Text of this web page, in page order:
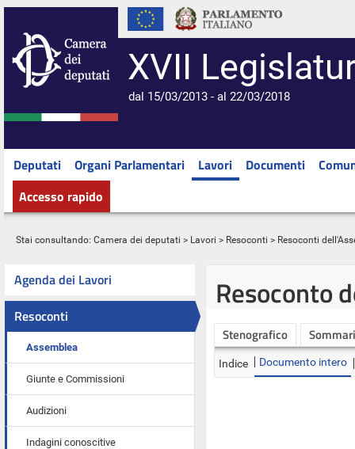
XVII
dal 15/03/2013 - al 22/03/2018
Deputati Organi Parlamentari Lavori Documenti
Accesso rapido
Stai consultando: Camera dei deputati > Lavori > Resoconti > Resoconti
Agenda dei Lavori
Resoconti
Assemblea
Giunte e Commissioni
Audizioni
Indagini conoscitive
Resoconto
Stenografico
Indice Documento intero